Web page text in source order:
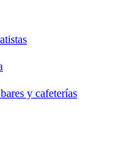
y cafeterías